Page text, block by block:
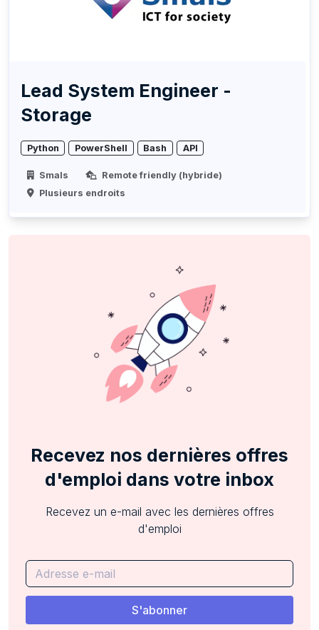
Lead System Engineer -
Storage
Python PowerShell Bash API
Smals
Remote friendly (hybride)
Plusieurs endroits
Recevez nos dernières offres
d'emploi dans votre inbox
Recevez un e-mail avec les dernières offres
d'emploi